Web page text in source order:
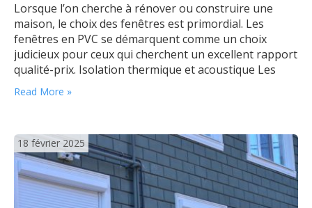
Lorsque l’on cherche à rénover ou construire une
maison, le choix des fenêtres est primordial. Les
fenêtres en PVC se démarquent comme un choix
judicieux pour ceux qui cherchent un excellent rapport
qualité-prix. Isolation thermique et acoustique Les
fenêtres PVC offrent d’excellentes performances en
termes d’isolation thermique. Grâce au double vitrage,
pertes de chaleur.…
Read More »
18 février 2025